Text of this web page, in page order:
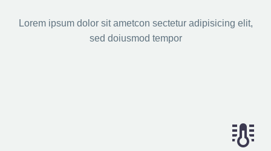
Lorem ipsum dolor sit ametcon sectetur adipisicing elit,
sed doiusmod tempor

